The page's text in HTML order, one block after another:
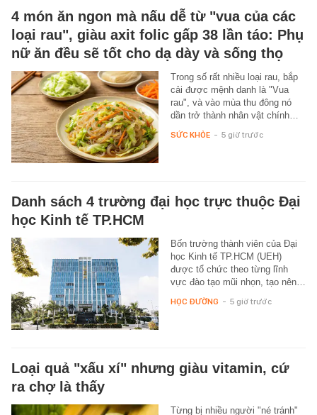
4 món ăn ngon mà nấu dễ từ "vua của các
loại rau", giàu axit folic gấp 38 lần táo: Phụ
nữ ăn đều sẽ tốt cho dạ dày và sống thọ
Trong số rất nhiều loại rau, bắp
cải được mệnh danh là "Vua
rau", và vào mùa thu đông nó
dần trở thành nhân vật chính…
SỨC KHỎE - 5 giờ trước
Danh sách 4 trường đại học trực thuộc Đại
học Kinh tế TP.HCM
Bốn trường thành viên của Đại
học Kinh tế TP.HCM (UEH)
được tổ chức theo từng lĩnh
vực đào tạo mũi nhọn, tạo nên…
HỌC ĐƯỜNG - 5 giờ trước
Loại quả "xấu xí" nhưng giàu vitamin, cứ
ra chợ là thấy
Từng bị nhiều người "né tránh"